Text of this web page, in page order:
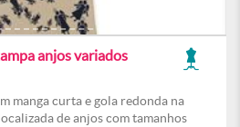
anjos variados
manga curta e gola redonda na
de anjos com tamanhos